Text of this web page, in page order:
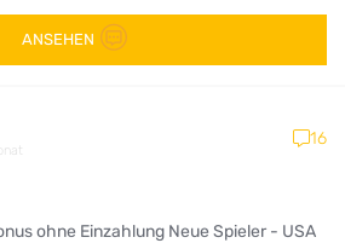
ANSEHEN
16
ohne Einzahlung Neue Spieler - USA